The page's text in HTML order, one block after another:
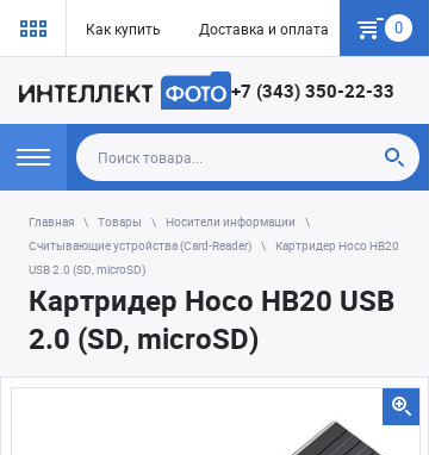
Как купить Доставка и оплата Гарантия
0
+7 (343) 350-22-33
Главная Товары
Носители информации
Считывающие устройства (Card-Reader)
Картридер Hoco HB20
USB 2.0 (SD, microSD)
Картридер Hoco HB20 USB
2.0 (SD, microSD)